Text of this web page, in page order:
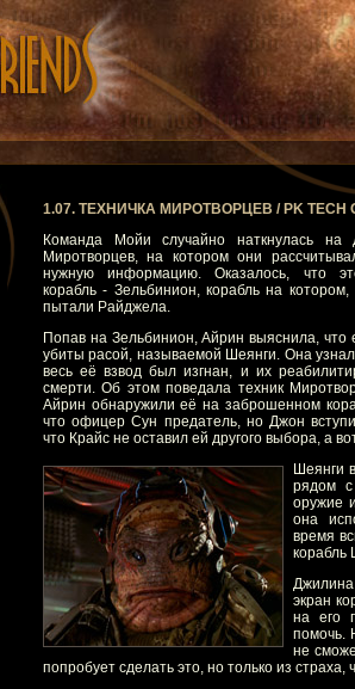
1.07. ТЕХНИЧКА МИРОТВОРЦЕВ / PK TECH
Команда Мойи случайно наткнулась на
Миротворцев, на котором они
нужную информацию. Оказалось, что
корабль - Зельбинион, корабль на
пытали Райджела.
Попав на Зельбинион, Айрин выяснила, что
убиты расой, называемой Шеянги. Она
весь её взвод был изгнан, и их
смерти. Об этом поведала техник
Айрин обнаружили её на заброшенном
что офицер Сун предатель, но Джон
что Крайс не оставил ей другого выбора, а
Шеянги
рядом
оружие
она
время
корабль
экран
на его
помочь.
не
попробует сделать это, но только из